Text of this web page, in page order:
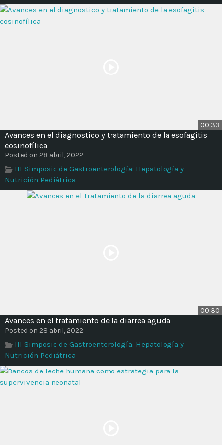
00:33
Avances en el diagnostico y tratamiento de la esofagitis
eosinofílica
Posted on 28 abril, 2022
III Simposio de Gastroenterología: Hepatología y
Nutrición Pediátrica
00:30
Avances en el tratamiento de la diarrea aguda
Posted on 28 abril, 2022
III Simposio de Gastroenterología: Hepatología y
Nutrición Pediátrica